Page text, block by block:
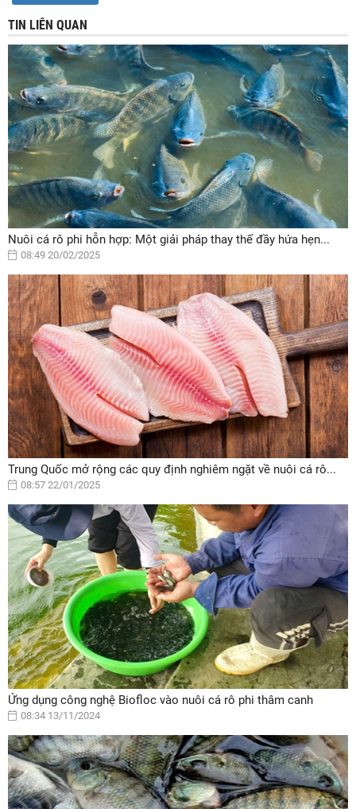
TIN LIÊN QUAN
Nuôi cá rô phi hỗn hợp: Một giải pháp thay thế đầy hứa hẹn...
08:49 20/02/2025
Trung Quốc mở rộng các quy định nghiêm ngặt về nuôi cá rô...
08:57 22/01/2025
Ứng dụng công nghệ Biofloc vào nuôi cá rô phi thâm canh
08:34 13/11/2024